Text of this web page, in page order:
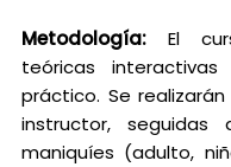
Metodología: El
teóricas
práctico. Se
instructor,
maniquíes (adulto,